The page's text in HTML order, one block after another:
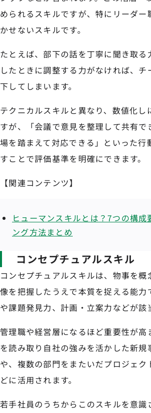
められるスキルですが、特にリーダー
かせないスキルです。
たとえば、部下の話を丁寧に聞き取る
したときに調整する力がなければ、
下してしまいます。
テクニカルスキルと異なり、数値化し
すが、「会議で意見を整理して共有で
場を踏まえて対応できる」といった行
すことで評価基準を明確にできます。
【関連コンテンツ】
ヒューマンスキルとは？7つの構成
ング方法まとめ
コンセプチュアルスキル
コンセプチュアルスキルは、物事を概
像を把握したうえで本質を捉える能力
や課題発見力、計画・立案力などが該
管理職や経営層になるほど重要性が高
を読み取り自社の強みを活かした新規
や、複数の部門をまたいだプロジェク
どに活用されます。
若手社員のうちからこのスキルを意識